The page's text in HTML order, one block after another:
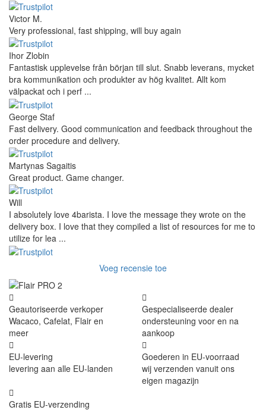
Victor M.
Very professional, fast shipping, will buy again
Ihor Zlobin
Fantastisk upplevelse från början till slut. Snabb leverans, mycket
bra kommunikation och produkter av hög kvalitet. Allt kom
välpackat och i perf ...
George Staf
Fast delivery. Good communication and feedback throughout the
order procedure and delivery.
Martynas Sagaitis
Great product. Game changer.
Will
I absolutely love 4barista. I love the message they wrote on the
delivery box. I love that they compiled a list of resources for me to
utilize for lea ...
Voeg recensie toe
Geautoriseerde verkoper
Wacaco, Cafelat, Flair en
meer
Gespecialiseerde dealer
ondersteuning voor en na
aankoop
EU-levering
levering aan alle EU-landen
Goederen in EU-voorraad
wij verzenden vanuit ons
eigen magazijn
Gratis EU-verzending